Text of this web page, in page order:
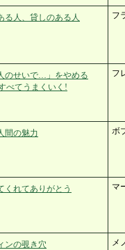
る人、貸しのある人 フ
のせいで…」をやめる
べてうまくいく!
フ
の魅力 ボ
くれてありがとう マ
ンの覗き穴 メ